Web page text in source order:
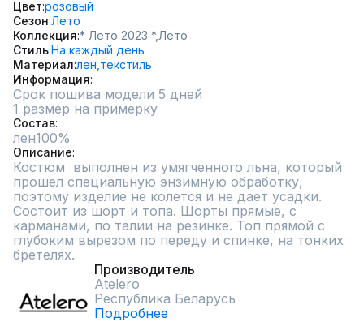
Цвет розовый
Сезон Лето
Коллекция * Лето 2023 *, Лето
СтильНа каждый день
Материал лен, текстиль
Информация
Срок пошива модели 5 дней
1 размер на примерку
Состав
лен100%
Описание
Костюм  выполнен из умягченного льна, который
прошел специальную энзимную обработку,
поэтому изделие не колется и не дает усадки.
Состоит из шорт и топа. Шорты прямые, с
карманами, по талии на резинке. Топ прямой с
глубоким вырезом по переду и спинке, на тонких
бретелях.
Производитель
Atelero
Республика Беларусь
Подробнее